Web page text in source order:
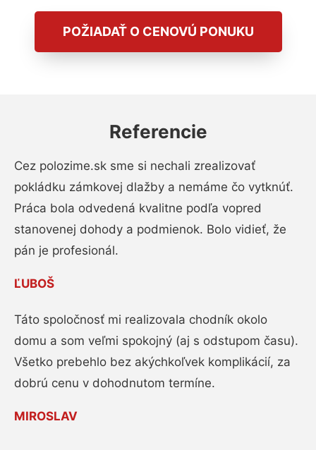
POŽIADAŤ O CENOVÚ PONUKU
Referencie
Cez polozime.sk sme si nechali zrealizovať
pokládku zámkovej dlažby a nemáme čo vytknúť.
Práca bola odvedená kvalitne podľa vopred
stanovenej dohody a podmienok. Bolo vidieť, že
pán je profesionál.
ĽUBOŠ
Táto spoločnosť mi realizovala chodník okolo
domu a som veľmi spokojný (aj s odstupom času).
Všetko prebehlo bez akýchkoľvek komplikácií, za
dobrú cenu v dohodnutom termíne.
MIROSLAV